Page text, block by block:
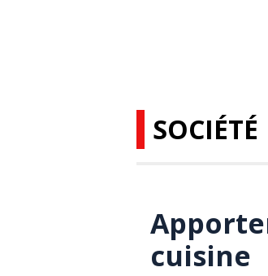
SOCIÉTÉ
cuisine